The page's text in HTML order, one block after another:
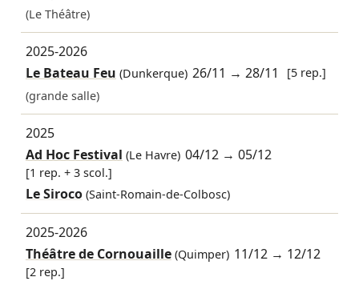
(Le Théâtre)
2025-2026
Le Bateau Feu (Dunkerque) 26/11 →28/11
[5 rep.]
(grande salle)
2025
Ad Hoc Festival (Le Havre) 04/12 →05/12
[1 rep. + 3 scol.]
Le Siroco (Saint-Romain-de-Colbosc)
2025-2026
Théâtre de Cornouaille(Quimper) 11/12 → 12/12
[2 rep.]